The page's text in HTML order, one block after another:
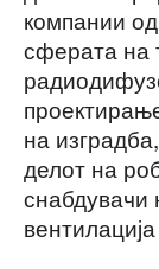
компании
сферата на
на
делот на
снабдувачи